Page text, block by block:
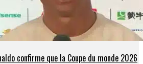
confirme que la Coupe du monde 2026